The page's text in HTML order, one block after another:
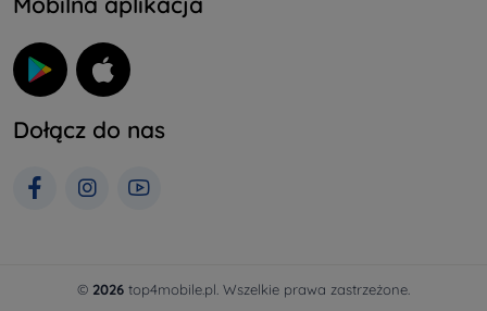
Dołącz do nas
© 2026 top4mobile.pl. Wszelkie prawa zastrzeżone.